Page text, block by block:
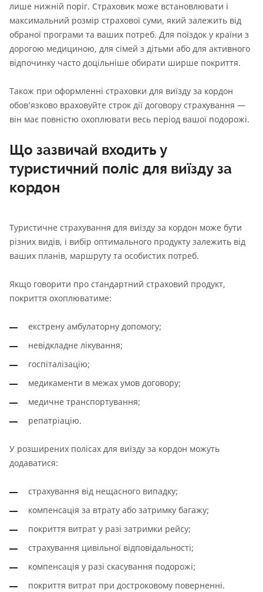
лише нижній поріг. Страховик може встановлювати і
максимальний розмір страхової суми, який залежить від
обраної програми та ваших потреб. Для поїздок у країни з
дорогою медициною, для сімей з дітьми або для активного
відпочинку часто доцільніше обирати ширше покриття.
Також при оформленні страховки для виїзду за кордон
обов’язково враховуйте строк дії договору страхування —
він має повністю охоплювати весь період вашої подорожі.
Що зазвичай входить у
туристичний поліс для виїзду за
кордон
Туристичне страхування для виїзду за кордон може бути
різних видів, і вибір оптимального продукту залежить від
ваших планів, маршруту та особистих потреб.
Якщо говорити про стандартний страховий продукт,
покриття охоплюватиме:
екстрену амбулаторну допомогу;
невідкладне лікування;
госпіталізацію;
медикаменти в межах умов договору;
медичне транспортування;
репатріацію.
У розширених полісах для виїзду за кордон можуть
додаватися:
страхування від нещасного випадку;
компенсація за втрату або затримку багажу;
покриття витрат у разі затримки рейсу;
страхування цивільної відповідальності;
компенсація у разі скасування подорожі;
покриття витрат при достроковому поверненні.